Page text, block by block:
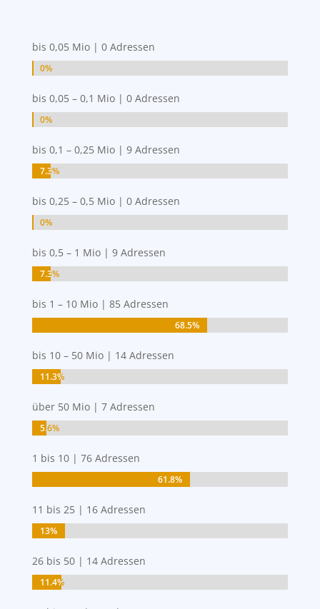
bis 0,05 Mio | 0 Adressen
0%
0%
bis 0,05 – 0,1 Mio | 0 Adressen
0%
0%
bis 0,1 – 0,25 Mio | 9 Adressen
7.3%
7.3%
bis 0,25 – 0,5 Mio | 0 Adressen
0%
0%
bis 0,5 – 1 Mio | 9 Adressen
7.3%
7.3%
bis 1 – 10 Mio | 85 Adressen
68.5%
68.5%
bis 10 – 50 Mio | 14 Adressen
11.3%
11.3%
über 50 Mio | 7 Adressen
5.6%
5.6%
1 bis 10 | 76 Adressen
61.8%
61.8%
11 bis 25 | 16 Adressen
13%
13%
26 bis 50 | 14 Adressen
11.4%
11.4%